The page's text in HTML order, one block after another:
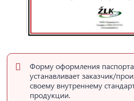
Форму оформления паспорта
устанавливает заказчик/
своему внутреннему
продукции.